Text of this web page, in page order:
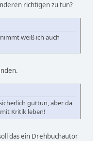
richtigen zu tun?
weiß ich auch
guttun, aber da
Kritik leben!
das ein Drehbuchautor